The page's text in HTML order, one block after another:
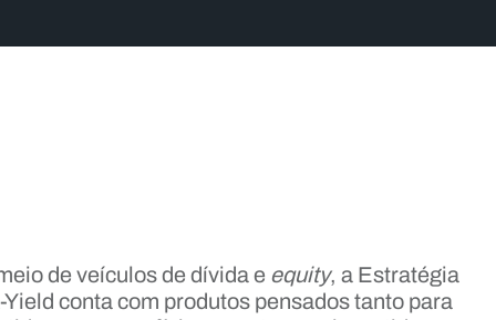
de veículos de dívida e equity, a Estratégia
Yield conta com produtos pensados tanto para